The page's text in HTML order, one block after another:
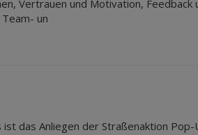
Vertrauen und Motivation, Feedback
un
das Anliegen der Straßenaktion